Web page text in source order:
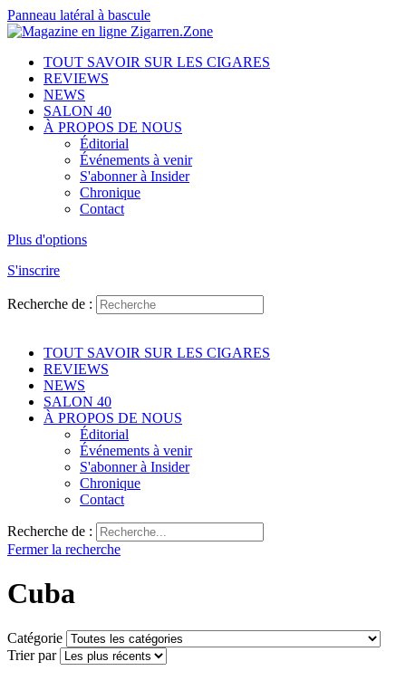
Panneau latéral à bascule
TOUT SAVOIR SUR LES CIGARES
REVIEWS
NEWS
SALON 40
À PROPOS DE NOUS
Éditorial
Événements à venir
S'abonner à Insider
Chronique
Contact
Plus d'options
S'inscrire
Recherche de :
TOUT SAVOIR SUR LES CIGARES
REVIEWS
NEWS
SALON 40
À PROPOS DE NOUS
Éditorial
Événements à venir
S'abonner à Insider
Chronique
Contact
Recherche de :
Fermer la recherche
Cuba
Catégorie
Trier par